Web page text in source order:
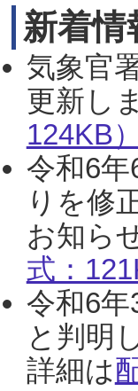
新着情
気象官
更新し
124KB）
令和6
りを修
お知ら
式：
令和6
と判明
詳細は